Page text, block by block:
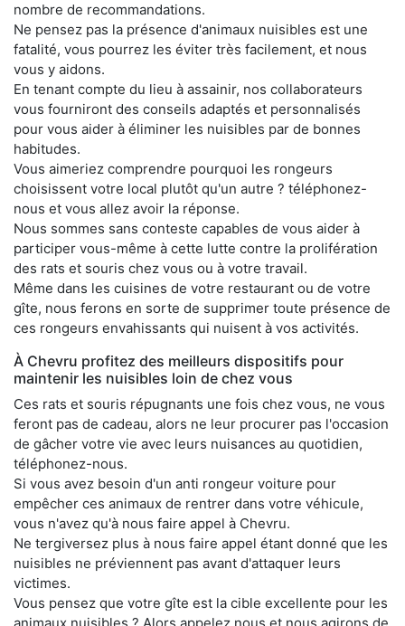
nombre de recommandations.
Ne pensez pas la présence d'animaux nuisibles est une
fatalité, vous pourrez les éviter très facilement, et nous
vous y aidons.
En tenant compte du lieu à assainir, nos collaborateurs
vous fourniront des conseils adaptés et personnalisés
pour vous aider à éliminer les nuisibles par de bonnes
habitudes.
Vous aimeriez comprendre pourquoi les rongeurs
choisissent votre local plutôt qu'un autre ? téléphonez-
nous et vous allez avoir la réponse.
Nous sommes sans conteste capables de vous aider à
participer vous-même à cette lutte contre la prolifération
des rats et souris chez vous ou à votre travail.
Même dans les cuisines de votre restaurant ou de votre
gîte, nous ferons en sorte de supprimer toute présence de
ces rongeurs envahissants qui nuisent à vos activités.
À Chevru profitez des meilleurs dispositifs pour
maintenir les nuisibles loin de chez vous
Ces rats et souris répugnants une fois chez vous, ne vous
feront pas de cadeau, alors ne leur procurer pas l'occasion
de gâcher votre vie avec leurs nuisances au quotidien,
téléphonez-nous.
Si vous avez besoin d'un anti rongeur voiture pour
empêcher ces animaux de rentrer dans votre véhicule,
vous n'avez qu'à nous faire appel à Chevru.
Ne tergiversez plus à nous faire appel étant donné que les
nuisibles ne préviennent pas avant d'attaquer leurs
victimes.
Vous pensez que votre gîte est la cible excellente pour les